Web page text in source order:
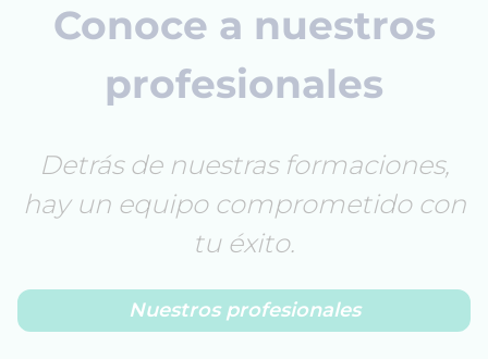
Conoce a nuestros
profesionales
Detrás de nuestras formaciones,
hay un equipo comprometido con
tu éxito.
Nuestros profesionales